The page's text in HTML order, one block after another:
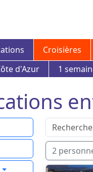
Croisières
d'Azur 1
2